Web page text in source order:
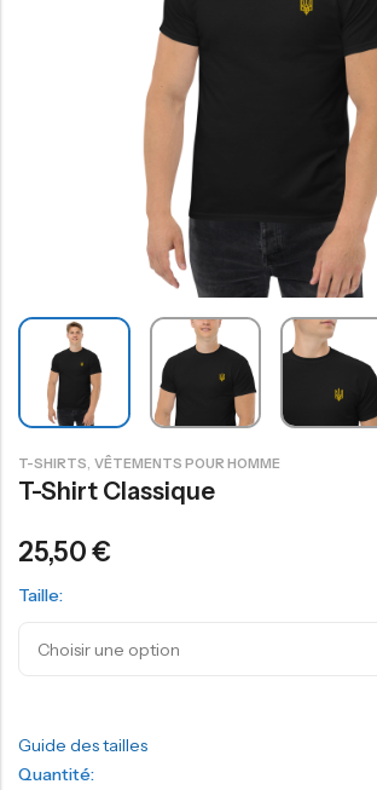
T-SHIRTS, VÊTEMENTS POUR HOMME
T-Shirt Classique
25,50€
Taille:
Guide des tailles
Quantité: